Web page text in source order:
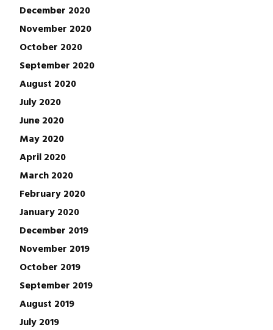
December 2020
November 2020
October 2020
September 2020
August 2020
July 2020
June 2020
May 2020
April 2020
March 2020
February 2020
January 2020
December 2019
November 2019
October 2019
September 2019
August 2019
July 2019